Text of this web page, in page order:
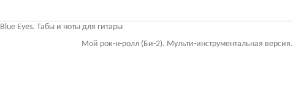
Eyes. Табы и ноты для гитары
Мой рок-н-ролл (Би-2). Мульти-инструментальная версия.